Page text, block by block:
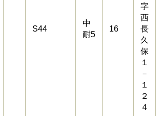
S44
中
耐5
16
字
西
長
久
保
１
－
１
２
４